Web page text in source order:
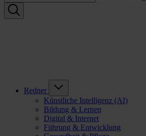
Redner
Künstliche Intelligenz (AI)
Bildung & Lernen
Digital & Internet
Führung & Entwicklung